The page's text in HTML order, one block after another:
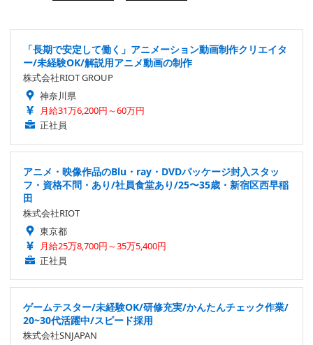
「長期で安定して働く」アニメーション動画制作クリエイタ
ー/未経験OK/解説用アニメ動画の制作
株式会社RIOT GROUP
神奈川県
月給31万6,200円～60万円
正社員
アニメ・映像作品のBlu・ray・DVDパッケージ封入スタッ
フ・資格不問・あり/社員食堂あり/25〜35歳・新宿区西早稲
田
株式会社RIOT
東京都
月給25万8,700円～35万5,400円
正社員
ゲームテスター/未経験OK/研修充実/かんたんチェック作業/
20~30代活躍中/スピード採用
株式会社SNJAPAN